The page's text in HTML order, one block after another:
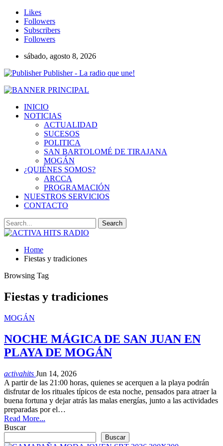
Likes
Followers
Subscribers
Followers
sábado, agosto 8, 2026
Publisher - La radio que une!
INICIO
NOTICIAS
ACTUALIDAD
SUCESOS
POLITICA
SAN BARTOLOMÉ DE TIRAJANA
MOGÁN
¿QUIÉNES SOMOS?
ARCCA
PROGRAMACIÓN
NUESTROS SERVICIOS
CONTACTO
Home
Fiestas y tradiciones
Browsing Tag
Fiestas y tradiciones
MOGÁN
NOCHE MÁGICA DE SAN JUAN EN
PLAYA DE MOGÁN
activahits Jun 14, 2026
A partir de las 21:00 horas, quienes se acerquen a la playa podrán
disfrutar de los rituales típicos de esta noche, pensados para atraer la
buena fortuna y dejar atrás las malas energías, junto a las actividades
preparadas por el…
Read More...
Buscar
Buscar